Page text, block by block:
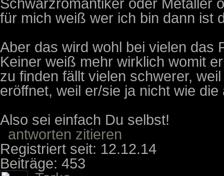
für mich weiß wer ich bin dann ist
Aber das wird wohl bei vielen das
Keiner weiß mehr wirklich womit
zu finden fällt vielen schwerer,
eröffnet, weil er/sie ja nicht wie
Also sei einfach Du selbst!
antworten zitieren
Registriert seit: 12.12.14
Beiträge: 453